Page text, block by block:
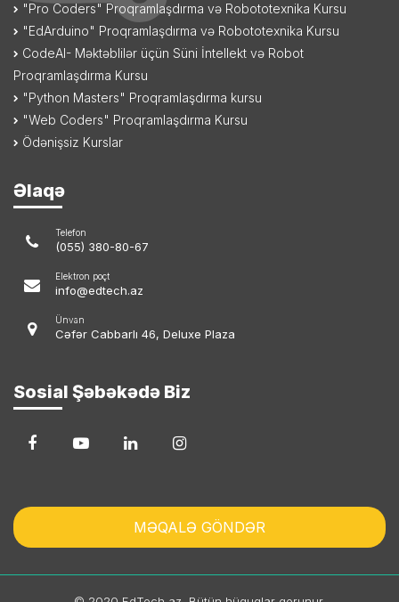
"Pro Coders" Proqramlaşdırma və Robototexnika Kursu
"EdArduino" Proqramlaşdırma və Robototexnika Kursu
CodeAI- Məktəblilər üçün Süni İntellekt və Robot
Proqramlaşdırma Kursu
"Python Masters" Proqramlaşdırma kursu
"Web Coders" Proqramlaşdırma Kursu
Ödənişsiz Kurslar
Əlaqə
Telefon
(055) 380-80-67
Elektron poçt
info@edtech.az
Ünvan
Cəfər Cabbarlı 46, Deluxe Plaza
Sosial Şəbəkədə Biz
MƏQALƏ GÖNDƏR